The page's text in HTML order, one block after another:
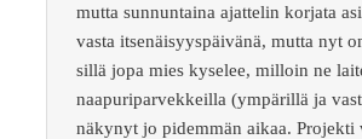
mutta sunnuntaina ajattelin korjata
vasta itsenäisyyspäivänä, mutta nyt
sillä jopa mies kyselee, milloin ne
naapuriparvekkeilla (ympärillä ja
näkynyt jo pidemmän aikaa. Projekti